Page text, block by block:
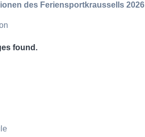
des Feriensportkraussells 2026
found.